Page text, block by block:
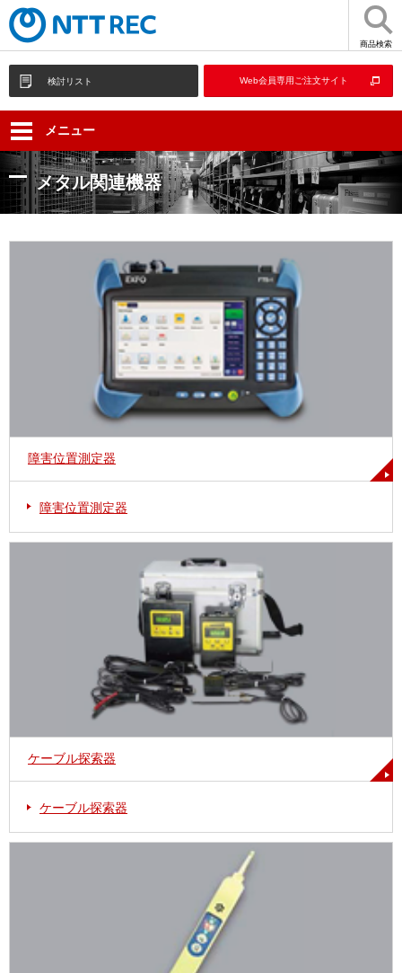
商品検索
検討リスト Web会員専用ご注文サイト
メニュー
メタル関連機器
障害位置測定器
障害位置測定器
ケーブル探索器
ケーブル探索器